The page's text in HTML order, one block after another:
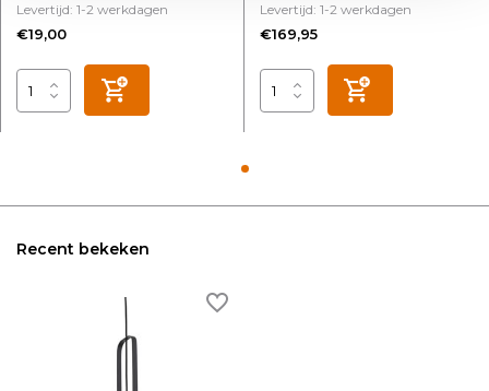
Levertijd: 1-2 werkdagen
€19,00
Levertijd: 1-2 werkdagen
€169,95
Recent bekeken